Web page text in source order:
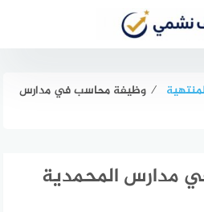
⁄ وظيفة محاسب في مدارس
مدارس المحمدية